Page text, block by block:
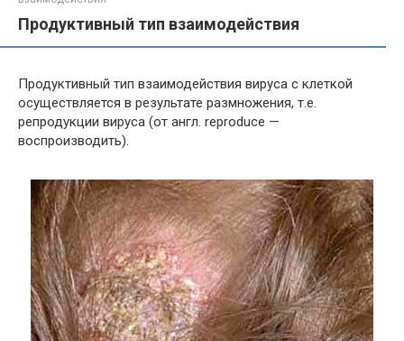
Продуктивный тип взаимодействия
Продуктивный тип взаимодействия вируса с клеткой
осуществляется в результате размножения, т.е.
репродукции вируса (от англ. reproduce —
воспроизводить).